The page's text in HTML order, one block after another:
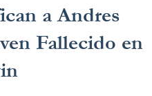
a Andres
Fallecido en